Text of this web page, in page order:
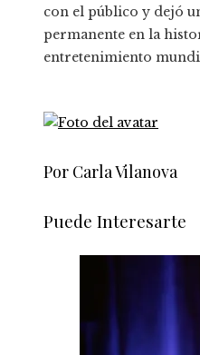
con el público y dejó
permanente en la
entretenimiento
Por Carla Vilanova
Puede Interesarte